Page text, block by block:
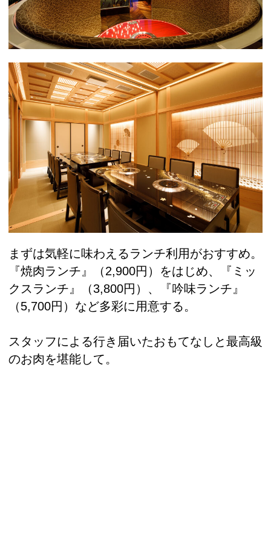
まずは気軽に味わえるランチ利用がおすすめ。
『焼肉ランチ』（2,900円）をはじめ、『ミッ
クスランチ』（3,800円）、『吟味ランチ』
（5,700円）など多彩に用意する。
スタッフによる行き届いたおもてなしと最高級
のお肉を堪能して。